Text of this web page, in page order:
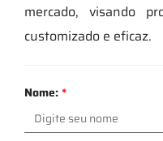
mercado, visando
customizado e eficaz.
Nome:*